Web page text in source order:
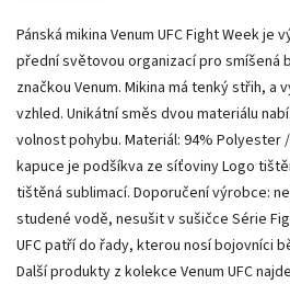
Pánská mikina Venum UFC Fight Week
přední světovou organizací pro smíšená
značkou Venum. Mikina má tenký střih,
vzhled. Unikátní směs dvou materiálu
volnost pohybu. Materiál: 94% Polyester
kapuce je podšíkva ze síťoviny Logo
tištěná sublimací. Doporučení výrobce:
studené vodě, nesušit v sušičce Série
UFC patří do řady, kterou nosí bojovníci
Další produkty z kolekce Venum UFC